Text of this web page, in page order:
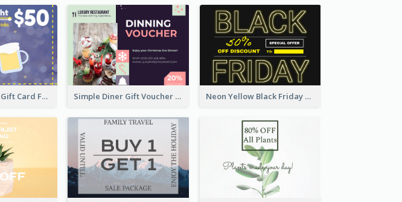
Graphic Drinks Gift Card For Specific Day Simple Diner Gift Voucher Design Template Neon Yellow Black Friday Typography Gift Card